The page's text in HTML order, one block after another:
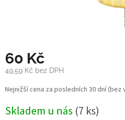
60 Kč
49,59 Kč bez DPH
Měrná
cena:
Nejnižší cena za posledních 30 dní
Skladem u nás (7 ks)